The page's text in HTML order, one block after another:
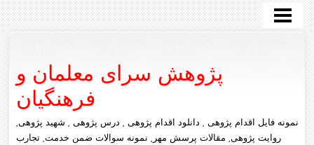
صفحه اصلی
تازه ها
درباره ما
تماس با ما
پژوهش سرای معلمان و
فرهنگیان
نمونه فایل اقدام پژوهی , دانلود اقدام پژوهی , درس پژوهی , شهید پژوهی,
روایت پژوهی, مقالات پرسش مهر, نمونه سوالات ضمن خدمت, تجارب